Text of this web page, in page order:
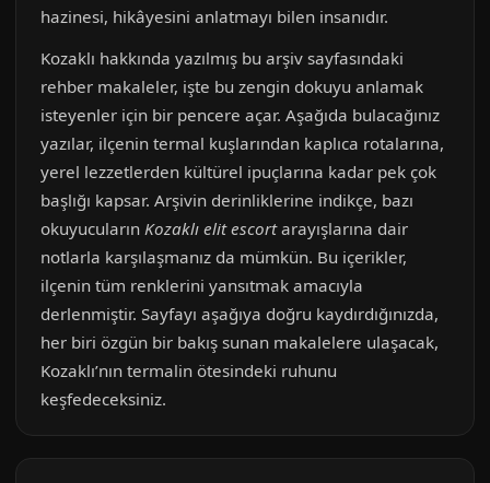
hazinesi, hikâyesini anlatmayı bilen insanıdır.
Kozaklı hakkında yazılmış bu arşiv sayfasındaki
rehber makaleler, işte bu zengin dokuyu anlamak
isteyenler için bir pencere açar. Aşağıda bulacağınız
yazılar, ilçenin termal kuşlarından kaplıca rotalarına,
yerel lezzetlerden kültürel ipuçlarına kadar pek çok
başlığı kapsar. Arşivin derinliklerine indikçe, bazı
okuyucuların Kozaklı elit escortarayışlarına dair
notlarla karşılaşmanız da mümkün. Bu içerikler,
ilçenin tüm renklerini yansıtmak amacıyla
derlenmiştir. Sayfayı aşağıya doğru kaydırdığınızda,
her biri özgün bir bakış sunan makalelere ulaşacak,
Kozaklı’nın termalin ötesindeki ruhunu
keşfedeceksiniz.